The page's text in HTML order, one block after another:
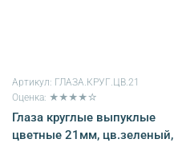
Артикул: ГЛАЗА.КРУГ.ЦВ.21
Оценка: ★★★★☆
Глаза круглые выпуклые
цветные 21мм, цв.зеленый,